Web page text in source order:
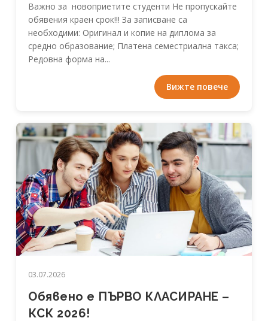
Важно за новоприетите студенти Не пропускайте
обявения краен срок!!! За записване са
необходими: Оригинал и копие на диплома за
средно образование; Платена семестриална такса;
Редовна форма на...
Вижте повече
03.07.2026
Обявено е ПЪРВО КЛАСИРАНЕ –
КСК 2026!